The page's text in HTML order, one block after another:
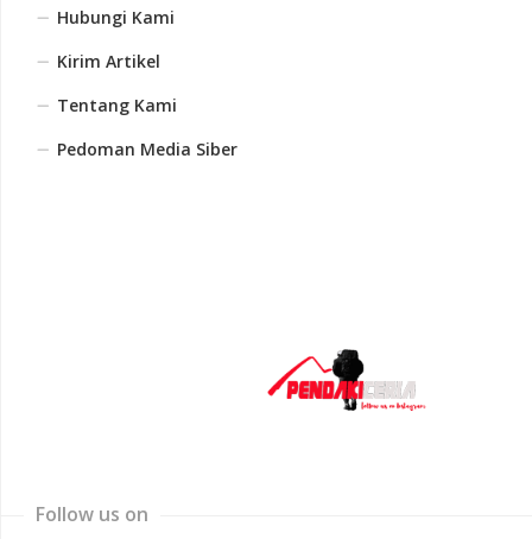
Hubungi Kami
Kirim Artikel
Tentang Kami
Pedoman Media Siber
Follow us on